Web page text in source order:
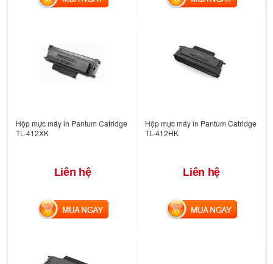
Hộp mực máy in Pantum Catridge
TL-412XK
Liên hệ
MUA NGAY
Hộp mực máy in Pantum Catridge
TL-412HK
Liên hệ
MUA NGAY